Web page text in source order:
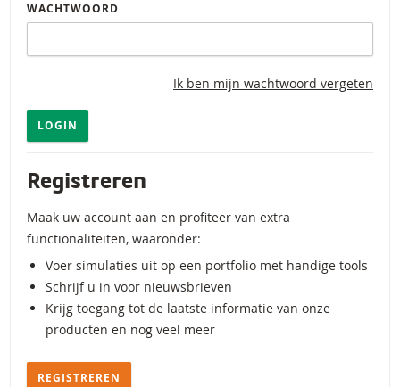
WACHTWOORD
Ik ben mijn wachtwoord vergeten
LOGIN
Registreren
Maak uw account aan en profiteer van extra
functionaliteiten, waaronder:
Voer simulaties uit op een portfolio met handige tools
Schrijf u in voor nieuwsbrieven
Krijg toegang tot de laatste informatie van onze
producten en nog veel meer
REGISTREREN